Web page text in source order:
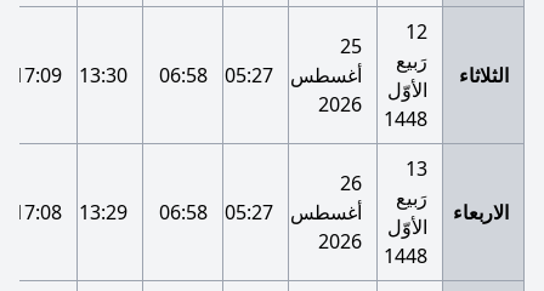
الثلاثاء
12
رَبيع
الأوّل
1448
25
أغسطس
2026
05:27
06:58
13:30
17:09
الاربعاء
13
رَبيع
الأوّل
1448
26
أغسطس
2026
05:27
06:58
13:29
17:08